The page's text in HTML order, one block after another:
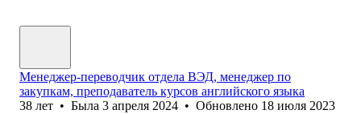
Менеджер-переводчик отдела ВЭД, менеджер по
закупкам, преподаватель курсов английского языка
38 лет • Была 3 апреля 2024 • Обновлено 18 июля 2023